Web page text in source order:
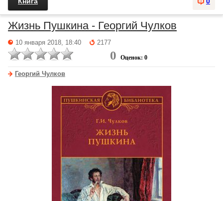
Жизнь Пушкина - Георгий Чулков
10 января 2018, 18:40 2177
0 Оценок: 0
Георгий Чулков